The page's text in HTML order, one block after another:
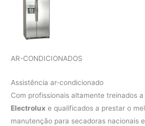
AR-CONDICIONADOS
Assistência ar-condicionado
Com profissionais altamente treinados
Electrolux e qualificados a prestar o
manutenção para secadoras nacionais